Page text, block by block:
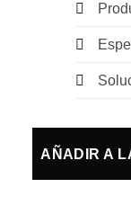
AÑADIR A